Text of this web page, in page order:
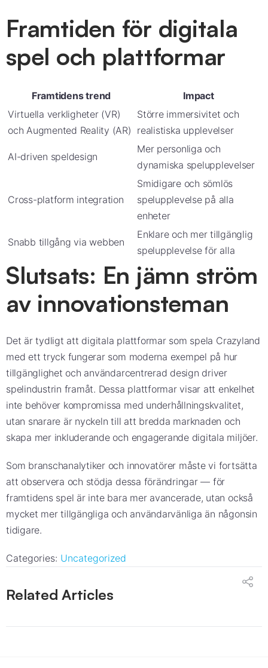
Framtiden för digitala
spel och plattformar
Framtidens trend
Impact
Virtuella verkligheter (VR)
och Augmented Reality (AR)
Större immersivitet och
realistiska upplevelser
AI-driven speldesign
Mer personliga och
dynamiska spelupplevelser
Cross-platform integration
Smidigare och sömlös
spelupplevelse på alla
enheter
Snabb tillgång via webben
Enklare och mer tillgänglig
spelupplevelse för alla
Slutsats: En jämn ström
av innovationsteman
Det är tydligt att digitala plattformar som spela Crazyland
med ett tryck fungerar som moderna exempel på hur
tillgänglighet och användarcentrerad design driver
spelindustrin framåt. Dessa plattformar visar att enkelhet
inte behöver kompromissa med underhållningskvalitet,
utan snarare är nyckeln till att bredda marknaden och
skapa mer inkluderande och engagerande digitala miljöer.
Som branschanalytiker och innovatörer måste vi fortsätta
att observera och stödja dessa förändringar — för
framtidens spel är inte bara mer avancerade, utan också
mycket mer tillgängliga och användarvänliga än någonsin
tidigare.
Categories: Uncategorized
Related Articles